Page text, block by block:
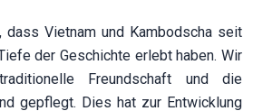
dass Vietnam und Kambodscha seit
der Geschichte erlebt haben. Wir
Freundschaft und die
gepflegt. Dies hat zur Entwicklung